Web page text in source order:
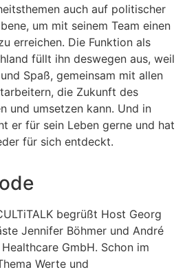
auch auf politischer
um mit seinem Team einen
erreichen. Die Funktion als
füllt ihn deswegen aus, weil
Spaß, gemeinsam mit allen
die Zukunft des
und umsetzen kann. Und in
er für sein Leben gerne und hat
für sich entdeckt.
begrüßt Host Georg
Jennifer Böhmer und André
GmbH. Schon im
Werte und